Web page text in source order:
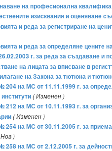
на професионална
изисквания и оценяване
и реда за регистриране на
и реда за определяне цените
г. за реда за създаване и
на лицата за вписване в
на Закона за тютюна и
204 на МС от 11.11.1999 г. за
( Изменен )
212 на МС от 10.11.1993 г. за
( Изменен )
254 на МС от 30.11.2005 г. за
)
258 на МС от 2.12.2005 г. за